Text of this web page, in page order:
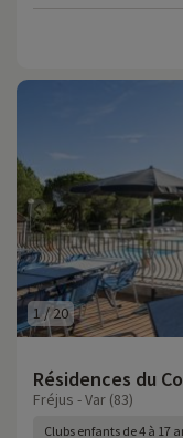
1 /20
Résidences du
Fréjus - Var (83)
Clubs enfants de 4 à 17